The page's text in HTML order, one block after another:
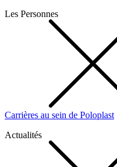
Les Personnes
Carrières au sein de Poloplast
Actualités